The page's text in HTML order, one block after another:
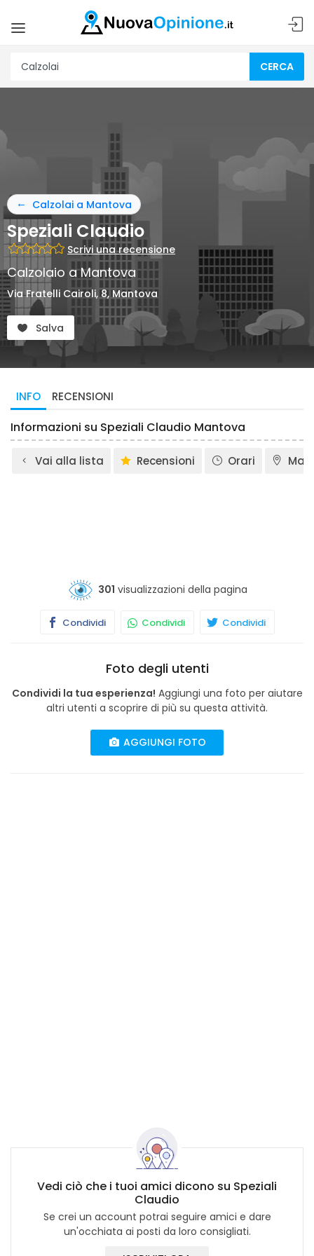
CERCA
Calzolai a Mantova
Speziali Claudio
Scrivi una recensione
Calzolaio a Mantova
Via Fratelli Cairoli, 8, Mantova
Salva
INFO RECENSIONI
Informazioni su Speziali Claudio Mantova
Vai alla lista Recensioni Orari
301 visualizzazioni della pagina
Condividi Condividi Condividi
Foto degli utenti
Condividi la tua esperienza! Aggiungi una foto per aiutare
altri utenti a scoprire di più su questa attività.
AGGIUNGI FOTO
Vedi ciò che i tuoi amici dicono su Speziali
Claudio
Se crei un account potrai seguire amici e dare
un'occhiata ai posti da loro consigliati.